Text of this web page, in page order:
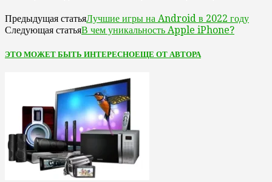
Предыдущая статьяЛучшие игры на Android в 2022 году
Следующая статьяВ чем уникальность Apple iPhone?
ЭТО МОЖЕТ БЫТЬ ИНТЕРЕСНОЕЩЕ ОТ АВТОРА